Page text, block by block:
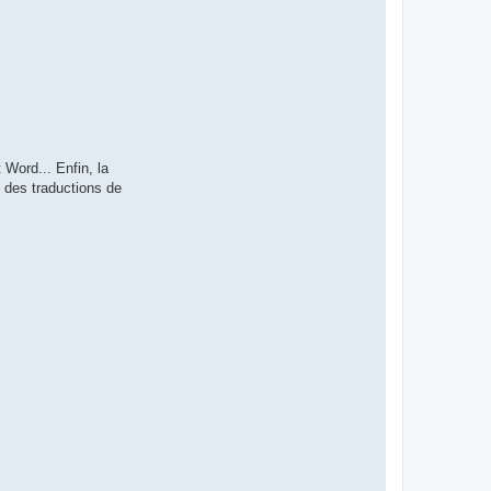
Word... Enfin, la
traductions de